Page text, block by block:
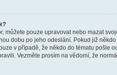
můžete pouze upravovat nebo mazat
dobu po jeho odeslání. Pokud již
v případě, že někdo do tématu pošle
Vezměte prosím na vědomí, že